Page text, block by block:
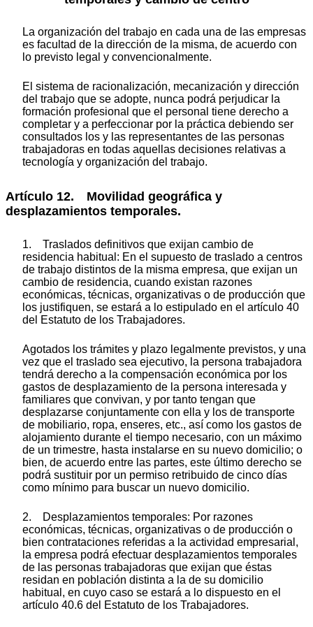
La organización del trabajo en cada una de las empresas
es facultad de la dirección de la misma, de acuerdo con
lo previsto legal y convencionalmente.
El sistema de racionalización, mecanización y dirección
del trabajo que se adopte, nunca podrá perjudicar la
formación profesional que el personal tiene derecho a
completar y a perfeccionar por la práctica debiendo ser
consultados los y las representantes de las personas
trabajadoras en todas aquellas decisiones relativas a
tecnología y organización del trabajo.
Artículo 12. Movilidad geográfica y
desplazamientos temporales.
1. Traslados definitivos que exijan cambio de
residencia habitual: En el supuesto de traslado a centros
de trabajo distintos de la misma empresa, que exijan un
cambio de residencia, cuando existan razones
económicas, técnicas, organizativas o de producción que
los justifiquen, se estará a lo estipulado en el artículo 40
del Estatuto de los Trabajadores.
Agotados los trámites y plazo legalmente previstos, y una
vez que el traslado sea ejecutivo, la persona trabajadora
tendrá derecho a la compensación económica por los
gastos de desplazamiento de la persona interesada y
familiares que convivan, y por tanto tengan que
desplazarse conjuntamente con ella y los de transporte
de mobiliario, ropa, enseres, etc., así como los gastos de
alojamiento durante el tiempo necesario, con un máximo
de un trimestre, hasta instalarse en su nuevo domicilio; o
bien, de acuerdo entre las partes, este último derecho se
podrá sustituir por un permiso retribuido de cinco días
como mínimo para buscar un nuevo domicilio.
2. Desplazamientos temporales: Por razones
económicas, técnicas, organizativas o de producción o
bien contrataciones referidas a la actividad empresarial,
la empresa podrá efectuar desplazamientos temporales
de las personas trabajadoras que exijan que éstas
residan en población distinta a la de su domicilio
habitual, en cuyo caso se estará a lo dispuesto en el
artículo 40.6 del Estatuto de los Trabajadores.